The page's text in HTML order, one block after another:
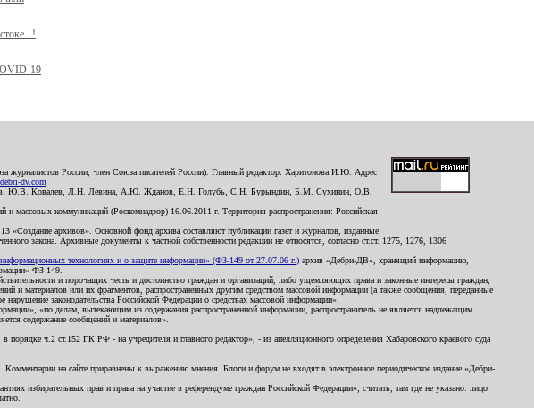
19
журналистов России, член Союза писателей России). Главный редактор: Харитонова И.Ю. Адрес
dv.com
Ю.В. Ковалев, Л.Н. Левина, А.Ю. Жданов, Е.Н. Голубь, С.Н. Бурындин, Б.М. Сухинин, О.В.
массовых коммуникаций (Роскомнадзор) 16.06.2011 г. Территория распространения: Российская
13 «Создание архивов». Основной фонд архива составляют публикации газет и журналов, изданные
закона. Архивные документы к частной собственности редакции не относятся, согласно ст.ст. 1275, 1276, 1306
технологиях и о защите информации» (ФЗ-149 от 27.07.06 г.) архив «Дебри-ДВ», хранящий информацию,
ФЗ-149.
и порочащих честь и достоинство граждан и организаций, либо ущемляющих права и законные интересы граждан,
и материалов или их фрагментов, распространенных другим средством массовой информации (а также сообщения, переданные
законодательства Российской Федерации о средствах массовой информации».
«по делам, вытекающим из содержания распространенной информации, распространитель не является надлежащим
содержание сообщений и материалов».
ч.2 ст.152 ГК РФ - на учредителя и главного редактор», - из апелляционного определения Хабаровского краевого суда
Комментарии на сайте приравнены к выражению мнения. Блоги и форум не входят в электронное периодическое издание «Дебри-
избирательных прав и права на участие в референдуме граждан Российской Федерации»; считать, там где не указано: лицо